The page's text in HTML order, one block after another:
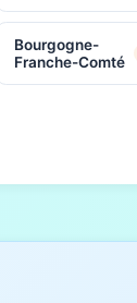
Bourgogne-
Franche-Comté